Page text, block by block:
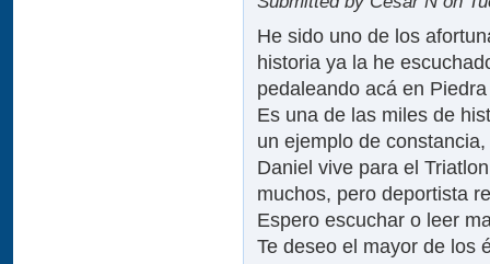
He sido uno de los
historia ya la he
pedaleando acá en
Es una de las miles de
un ejemplo de
Daniel vive para el
muchos, pero deportista
Espero escuchar o leer
Te deseo el mayor de los